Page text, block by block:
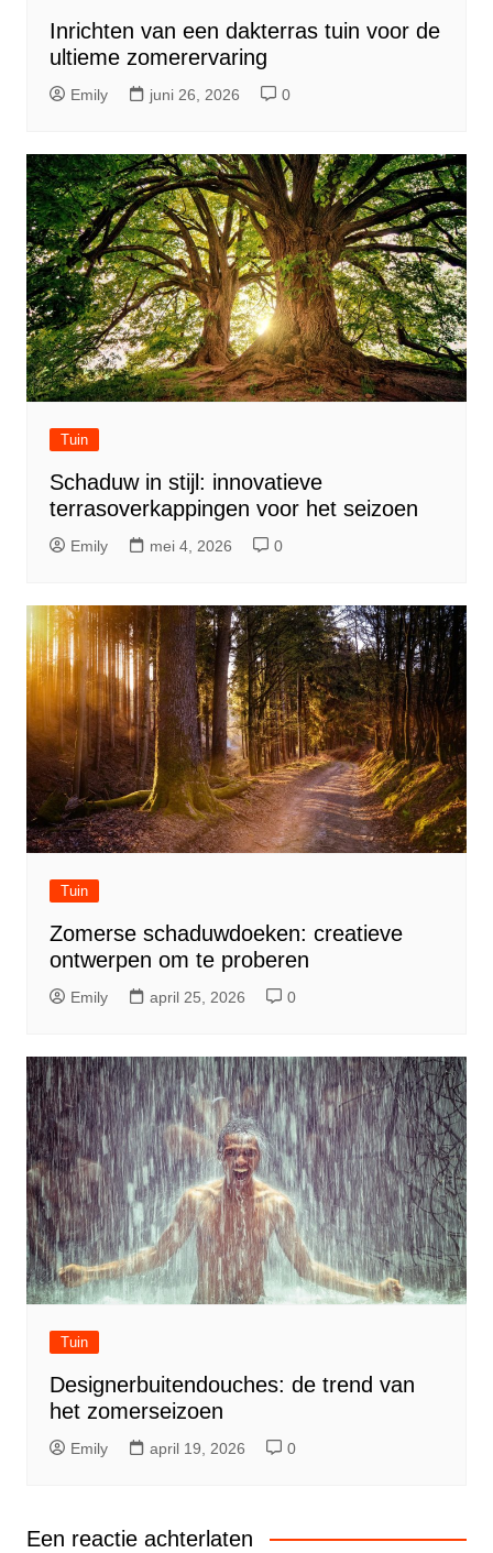
Inrichten van een dakterras tuin voor de
ultieme zomerervaring
Emily juni 26, 2026 0
Tuin
Schaduw in stijl: innovatieve
terrasoverkappingen voor het seizoen
Emily mei 4, 2026 0
Tuin
Zomerse schaduwdoeken: creatieve
ontwerpen om te proberen
Emily april 25, 2026 0
Tuin
Designerbuitendouches: de trend van
het zomerseizoen
Emily april 19, 2026 0
Een reactie achterlaten